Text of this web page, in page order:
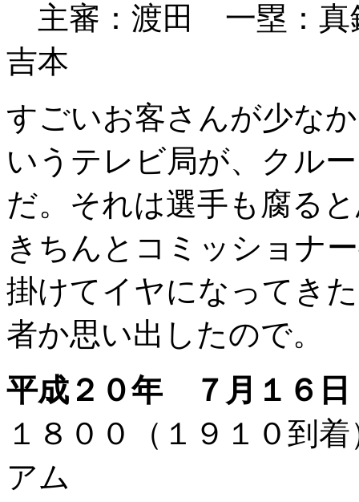
主審：渡田 一塁
吉本
すごいお客さんが少な
いうテレビ局が、クル
だ。それは選手も腐る
きちんとコミッショナ
掛けてイヤになってき
者か思い出したので。
平成２０年 ７月１６日
１８００（１９１０
アム